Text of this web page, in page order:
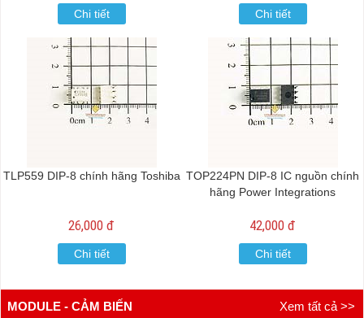
Chi tiết Chi tiết
TLP559 DIP-8 chính hãng Toshiba
26,000 đ
Chi tiết
TOP224PN DIP-8 IC nguồn chính
hãng Power Integrations
42,000 đ
Chi tiết
MODULE - CẢM BIẾN Xem tất cả >>